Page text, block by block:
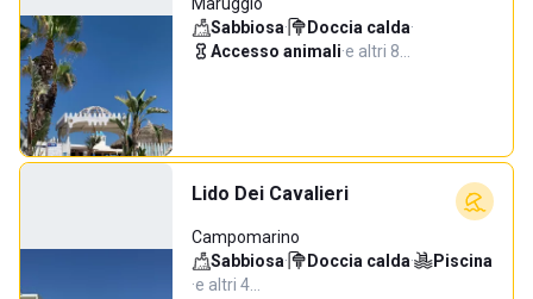
Sabbiosa· Doccia calda·
Accesso animali·e altri 8…
Lido Dei Cavalieri
Campomarino
Sabbiosa· Doccia calda·
Piscina
·e altri 4…